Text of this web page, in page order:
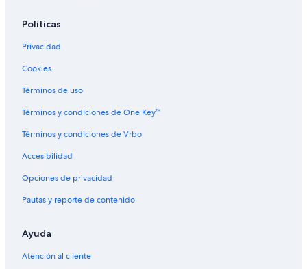
Casas vacacionales en List
Hoteles haciendas en List
Hoteles de lujo en List
Hoteles con alberca en List
Hoteles en List
Moteles en List
Hoteles cerca de Outlet Tulare
Hoteles cerca de Sensia Salon and Day Spa
Cabañas en Visalia
Hoteles en Visalia
Hoteles de lujo en Farmersville
Políticas
Privacidad
Cookies
Términos de uso
Términos y condiciones de One Key™
Términos y condiciones de Vrbo
Accesibilidad
Opciones de privacidad
Pautas y reporte de contenido
Ayuda
Atención al cliente